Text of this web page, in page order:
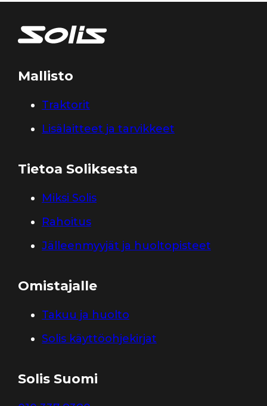
Mallisto
Traktorit
Lisälaitteet ja tarvikkeet
Tietoa Soliksesta
Miksi Solis
Rahoitus
Jälleenmyyjät ja huoltopisteet
Omistajalle
Takuu ja huolto
Solis käyttöohjekirjat
Solis Suomi